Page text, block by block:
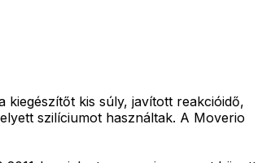
kis súly, javított reakcióidő,
szilíciumot használtak. A Moverio